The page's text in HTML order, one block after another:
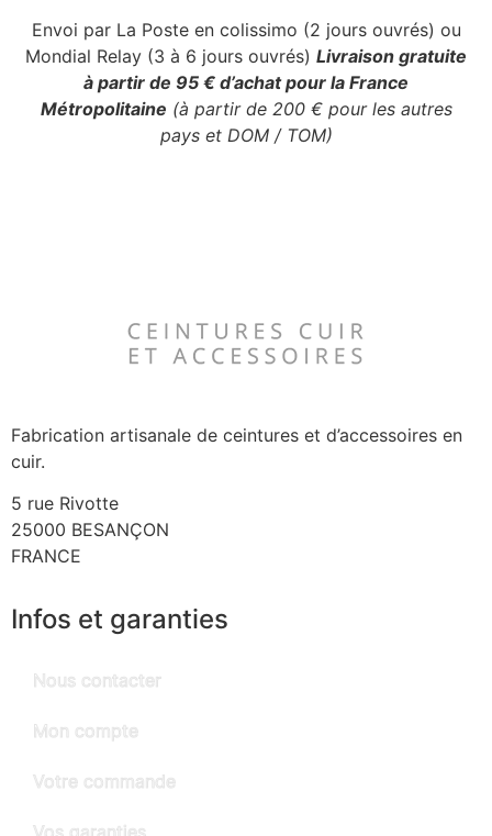
Envoi par La Poste en colissimo (2 jours ouvrés) ou
Mondial Relay (3 à 6 jours ouvrés) Livraison gratuite
à partir de 95 € d’achat pour la France
Métropolitaine (à partir de 200 € pour les autres
pays et DOM / TOM)
Fabrication artisanale de ceintures et d’accessoires en
cuir.
5 rue Rivotte
25000 BESANÇON
FRANCE
Infos et garanties
Nous contacter
Mon compte
Votre commande